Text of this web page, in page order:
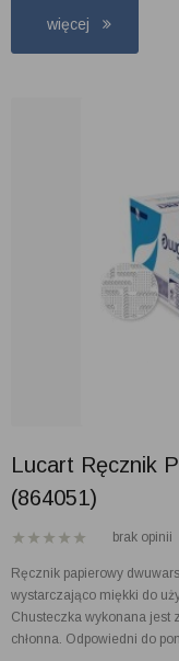
więcej
Lucart Ręcznik
(864051)
brak opinii
Ręcznik papierowy
wystarczająco miękki do
Chusteczka wykonana jest
chłonna. Odpowiedni do